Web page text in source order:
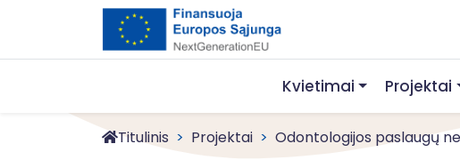
Kvietimai Projektai
Titulinis Projektai Odontologijos paslaugų